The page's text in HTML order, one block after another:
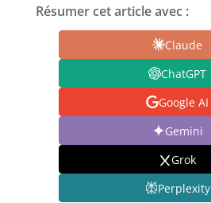
Résumer cet article avec :
Claude
ChatGPT
Google AI
Gemini
Grok
Perplexity